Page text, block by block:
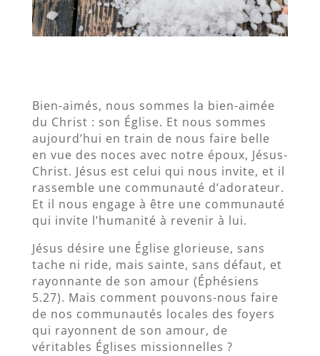
Bien-aimés, nous sommes la bien-aimée
du Christ : son Église. Et nous sommes
aujourd’hui en train de nous faire belle
en vue des noces avec notre époux, Jésus-
Christ. Jésus est celui qui nous invite, et il
rassemble une communauté d’adorateur.
Et il nous engage à être une communauté
qui invite l’humanité à revenir à lui.
Jésus désire une Église glorieuse, sans
tache ni ride, mais sainte, sans défaut, et
rayonnante de son amour (Éphésiens
5.27). Mais comment pouvons-nous faire
de nos communautés locales des foyers
qui rayonnent de son amour, de
véritables Églises missionnelles ?